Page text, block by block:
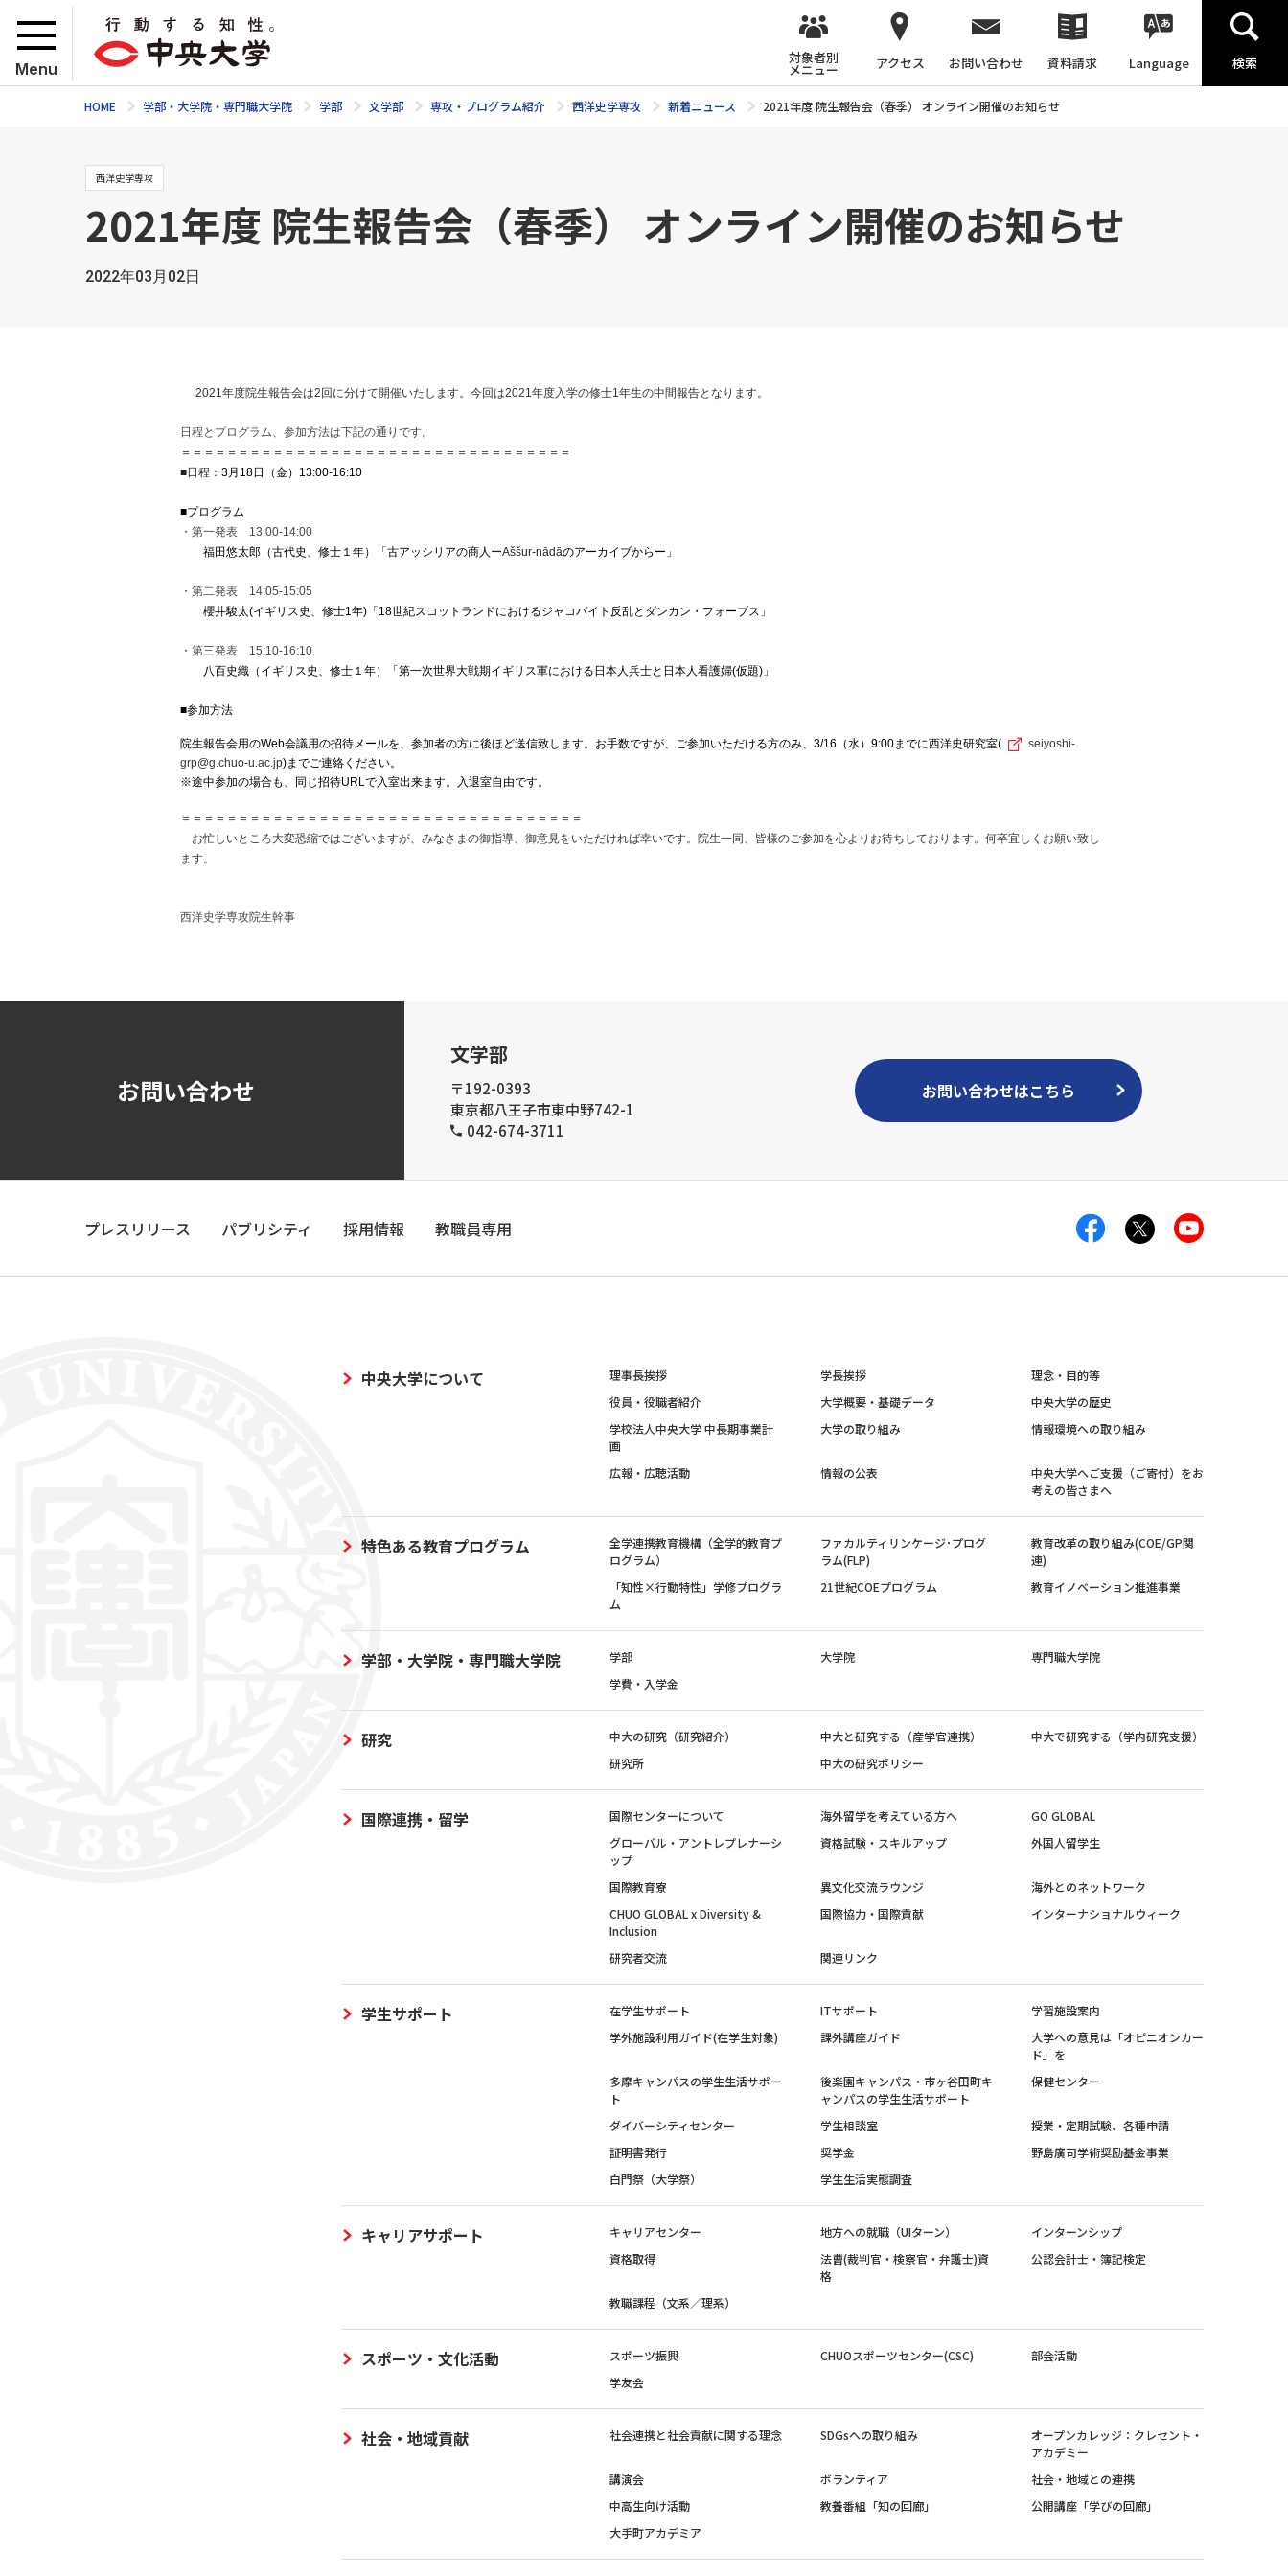
Menu
対象者別
メニュー アクセス お問い合わせ 資料請求 Language 検索
HOME 学部・大学院・専門職大学院 学部 文学部 専攻・プログラム紹介 西洋史学専攻 新着ニュース 2021年度 院生報告会（春季） オンライン開催のお知らせ
西洋史学専攻
2021年度 院生報告会（春季） オンライン開催のお知らせ
2022年03月02日
2021年度院生報告会は2回に分けて開催いたします。今回は2021年度入学の修士1年生の中間報告となります。
日程とプログラム、参加方法は下記の通りです。
＝＝＝＝＝＝＝＝＝＝＝＝＝＝＝＝＝＝＝＝＝＝＝＝＝＝＝＝＝＝ ＝＝＝＝
■日程： 3月18日（金）13:00-16:10
■プログラム
・第一発表 13:00-14:00
福田悠太郎（古代史、修士１年）「古アッシリアの商人 ーAššur-nādāのアーカイブからー」
・第二発表 14:05-15:05
櫻井駿太(イギリス史、修士1年)「 18世紀スコットランドにおけるジャコバイト反乱とダンカン・ フォーブス」
・第三発表 15:10-16:10
八百史織（イギリス史、修士１年）「 第一次世界大戦期イギリス軍における日本人兵士と日本人看護婦(仮題)」
■参加方法
院生報告会用のWeb会議用の招待メールを、 参加者の方に後ほど送信致します。お手数ですが、 ご参加いただける方のみ、3/16（水）9:00までに西洋史研究室(
seiyoshi-
grp@g.chuo-u.ac.jp)までご連絡ください。
※途中参加の場合も、同じ招待URLで入室出来ます。
＝＝＝＝＝＝＝＝＝＝＝＝＝＝＝＝＝＝＝＝＝＝＝＝＝＝＝＝＝＝ ＝＝＝＝＝
お忙しいところ大変恐縮ではございますが、みなさまの御指導、 御意見をいただければ幸いです。院生一同、 皆様のご参加を心よりお待ちしております。 何卒宜しくお願い致し
ます。
西洋史学専攻院生幹事
お問い合わせ
文学部
〒192-0393
東京都八王子市東中野742-1
042-674-3711
お問い合わせはこちら
プレスリリース パブリシティ 採用情報 教職員専用
中央大学について 理事長挨拶 学長挨拶
理念・目的等
役員・役職者紹介
大学概要・基礎データ
中央大学の歴史
学校法人中央大学 中長期事業計
画
大学の取り組み 情報環境への取り組み
広報・広聴活動 情報の公表
中央大学へご支援（ご寄付）をお
考えの皆さまへ
特色ある教育プログラム
全学連携教育機構（全学的教育プ
ログラム）
ファカルティリンケージ･プログ
ラム(FLP)
教育改革の取り組み(COE/GP関
連)
「知性×行動特性」学修プログラ
ム
21世紀COEプログラム 教育イノベーション推進事業
学部・大学院・専門職大学院 学部 大学院
専門職大学院
学費・入学金
研究 中大の研究（研究紹介） 中大と研究する（産学官連携）
中大で研究する（学内研究支援）
研究所
中大の研究ポリシー
国際連携・留学 国際センターについて 海外留学を考えている方へ
GO GLOBAL
グローバル・アントレプレナーシ
ップ
資格試験・スキルアップ 外国人留学生
国際教育寮 異文化交流ラウンジ
海外とのネットワーク
CHUO GLOBAL x Diversity &
Inclusion
国際協力・国際貢献 インターナショナルウィーク
研究者交流 関連リンク
学生サポート 在学生サポート ITサポート
学習施設案内
学外施設利用ガイド(在学生対象)
課外講座ガイド
大学への意見は「オピニオンカー
ド」を
多摩キャンパスの学生生活サポー
ト
後楽園キャンパス・市ヶ谷田町キ
ャンパスの学生生活サポート
保健センター
ダイバーシティセンター 学生相談室
授業・定期試験、各種申請
証明書発行
奨学金
野島廣司学術奨励基金事業
白門祭（大学祭）
学生生活実態調査
キャリアサポート キャリアセンター 地方への就職（UIターン）
インターンシップ
資格取得
法曹(裁判官・検察官・弁護士)資
格
公認会計士・簿記検定
教職課程（文系／理系）
スポーツ・文化活動 スポーツ振興 CHUOスポーツセンター(CSC)
部会活動
学友会
社会・地域貢献 社会連携と社会貢献に関する理念 SDGsへの取り組み
オープンカレッジ：クレセント・
アカデミー
講演会
ボランティア
社会・地域との連携
中高生向け活動
教養番組「知の回廊」
公開講座「学びの回廊」
大手町アカデミア